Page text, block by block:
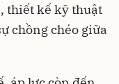
thiết kế kỹ thuật
chồng chéo giữa